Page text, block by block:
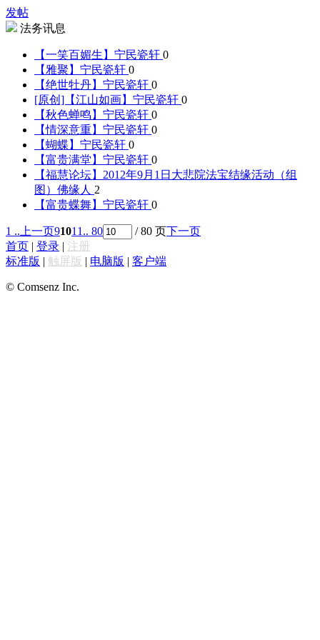
发帖
法务讯息
【一笑百媚生】 宁民瓷轩 0
【雅聚】 宁民瓷轩 0
【绝世牡丹】 宁民瓷轩 0
[原创]【江山如画】 宁民瓷轩 0
【秋色蝉鸣】 宁民瓷轩 0
【情深意重】 宁民瓷轩 0
【蝴蝶】 宁民瓷轩 0
【富贵满堂】 宁民瓷轩 0
【福慧论坛】2012年9月1日大悲院法宝结缘活动（组
图） 佛缘人 2
【富贵蝶舞】 宁民瓷轩 0
1 .. 上一页91011 .. 80 / 80 页下一页
首页 | 登录 | 注册
标准版 | 触屏版 | 电脑版 | 客户端
© Comsenz Inc.